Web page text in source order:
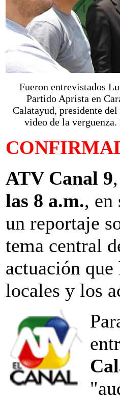
Fueron entrevistados
Partido Aprista en
Calatayud, presidente
video de la
ATV Canal 9
las 8 a.m., en
un reportaje
tema central
actuación
locales y los